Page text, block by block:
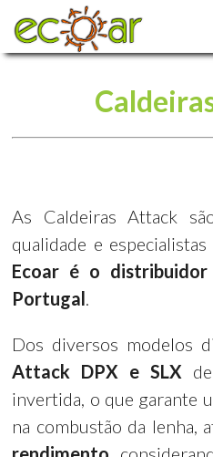
As Caldeiras Attack
qualidade e
Ecoar é o
Portugal.
Dos diversos modelos
Attack DPX e SLX
invertida, o que garante
na combustão da lenha,